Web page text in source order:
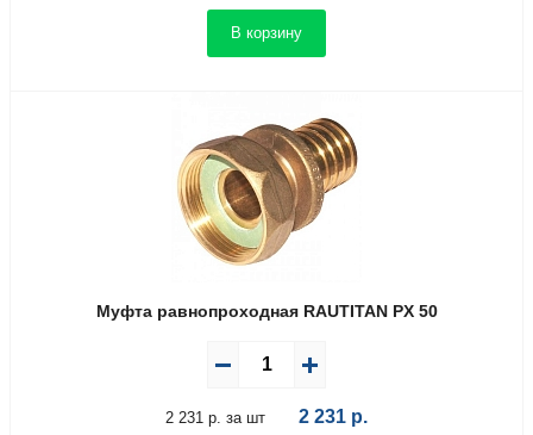
В корзину
Муфта равнопроходная RAUTITAN PX 50
2 231 р. за шт 2 231 р.